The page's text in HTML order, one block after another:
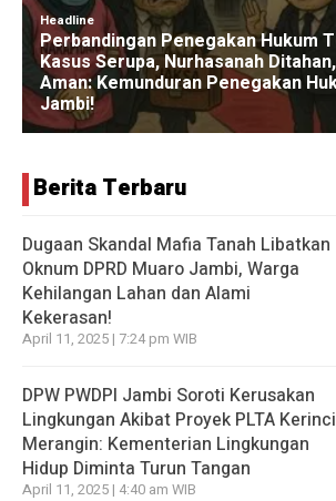
Berita Terbaru
Dugaan Skandal Mafia Tanah Libatkan
Oknum DPRD Muaro Jambi, Warga
Kehilangan Lahan dan Alami
Kekerasan!
April 11, 2025 | 7:24 pm WIB
DPW PWDPI Jambi Soroti Kerusakan
Lingkungan Akibat Proyek PLTA Kerinci
Merangin: Kementerian Lingkungan
Hidup Diminta Turun Tangan
April 11, 2025 | 4:40 am WIB